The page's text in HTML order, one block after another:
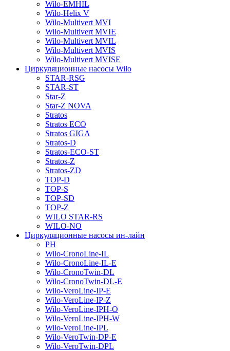
Wilo-EMHIL
Wilo-Helix V
Wilo-Multivert MVI
Wilo-Multivert MVIE
Wilo-Multivert MVIL
Wilo-Multivert MVIS
Wilo-Multivert MVISE
Циркуляционные насосы Wilo
STAR-RSG
STAR-ST
Star-Z
Star-Z NOVA
Stratos
Stratos ECO
Stratos GIGA
Stratos-D
Stratos-ECO-ST
Stratos-Z
Stratos-ZD
TOP-D
TOP-S
TOP-SD
TOP-Z
WILO STAR-RS
WILO-NO
Циркуляционные насосы ин-лайн
PH
Wilo-CronoLine-IL
Wilo-CronoLine-IL-E
Wilo-CronoTwin-DL
Wilo-CronoTwin-DL-E
Wilo-VeroLine-IP-E
Wilo-VeroLine-IP-Z
Wilo-VeroLine-IPH-O
Wilo-VeroLine-IPH-W
Wilo-VeroLine-IPL
Wilo-VeroTwin-DP-E
Wilo-VeroTwin-DPL